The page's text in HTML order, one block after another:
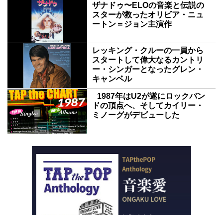
ザナドゥ〜ELOの音楽と伝説の
スターが救ったオリビア・ニュ
ートン＝ジョン主演作
レッキング・クルーの一員から
スタートして偉大なるカントリ
ー・シンガーとなったグレン・
キャンベル
1987年はU2が遂にロックバン
ドの頂点へ、そしてカイリー・
ミノーグがデビューした